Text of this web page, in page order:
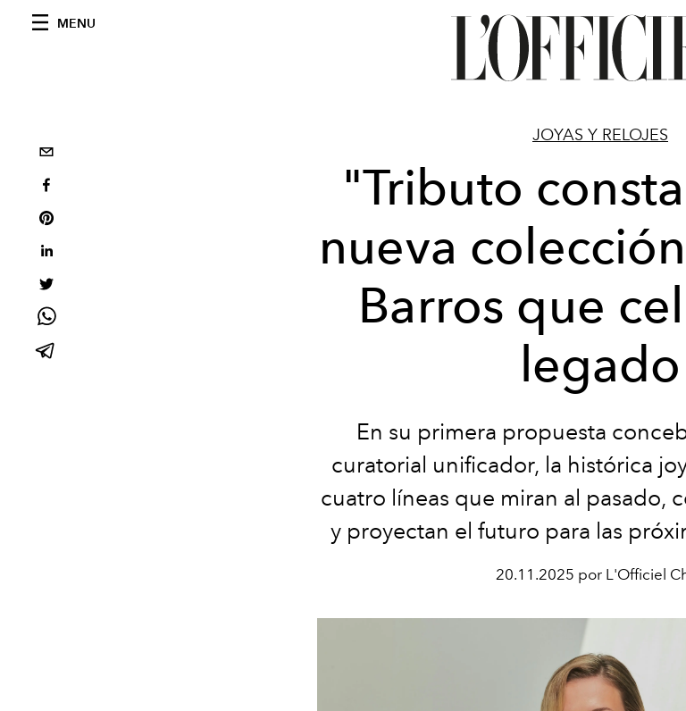
MENU
JOYAS Y RELOJES
"Tributo
nueva
Barros que
legado
En su primera propuesta
curatorial unificador, la histórica
cuatro líneas que miran al pasado,
y proyectan el futuro para las
20.11.2025 por L'Officiel